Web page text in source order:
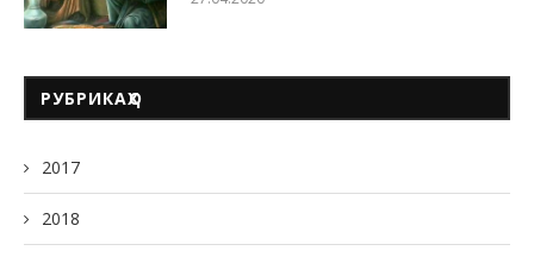
РУБРИКАҲО
2017
2018